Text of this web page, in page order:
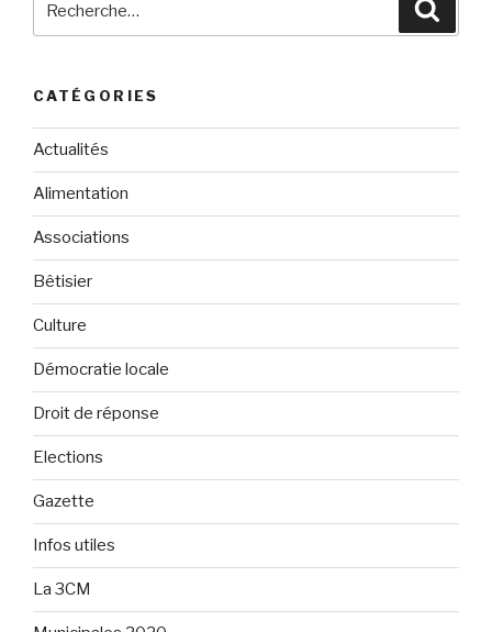
pour
CATÉGORIES
Actualités
Alimentation
Associations
Bêtisier
Culture
Démocratie locale
Droit de réponse
Elections
Gazette
Infos utiles
La 3CM